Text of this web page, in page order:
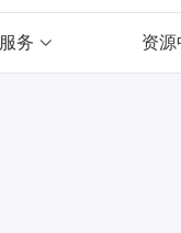
服务 资源